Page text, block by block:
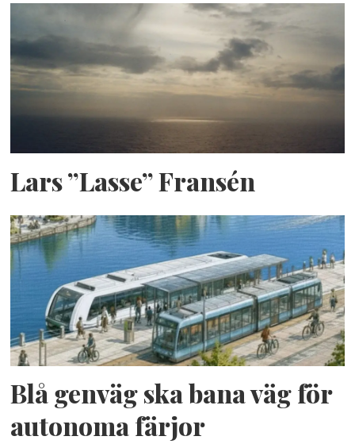
Lars ”Lasse” Fransén
Blå genväg ska bana väg för
autonoma färjor